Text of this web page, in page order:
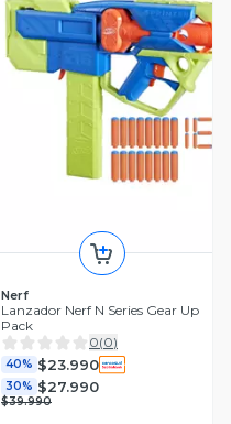
Nerf
Lanzador Nerf N Series Gear Up
Pack
0(0)
40% $23.990
30% $27.990
$39.990